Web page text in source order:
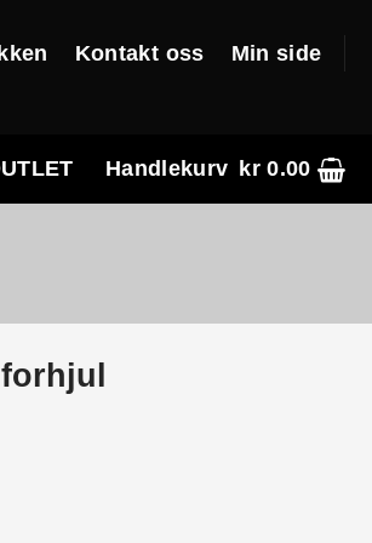
Kontakt oss Min side
Handlekurv kr0.00